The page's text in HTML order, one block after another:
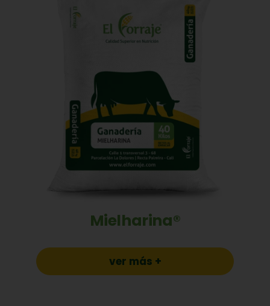
Mielharina®
ver más +